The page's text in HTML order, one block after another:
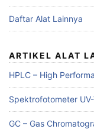
Daftar Alat Lainnya
ARTIKEL ALAT
HPLC – High
Spektrofotometer
GC – Gas